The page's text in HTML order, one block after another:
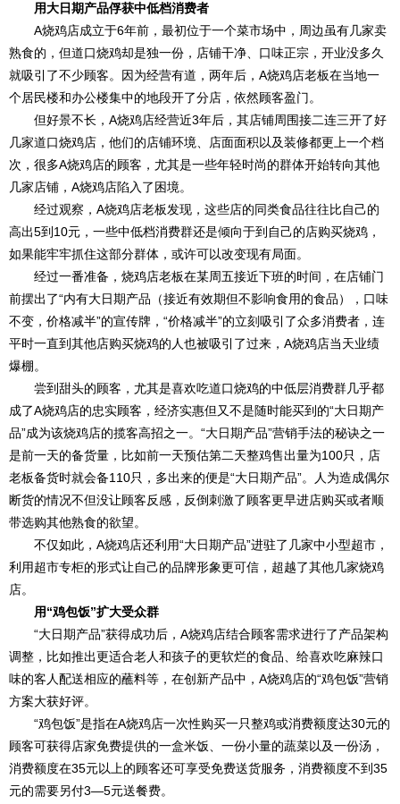
用大日期产品俘获中低档消费者
A烧鸡店成立于6年前，最初位于一个菜市场中，周边虽有几家卖
熟食的，但道口烧鸡却是独一份，店铺干净、口味正宗，开业没多久
就吸引了不少顾客。因为经营有道，两年后，A烧鸡店老板在当地一
个居民楼和办公楼集中的地段开了分店，依然顾客盈门。
但好景不长，A烧鸡店经营近3年后，其店铺周围接二连三开了好
几家道口烧鸡店，他们的店铺环境、店面面积以及装修都更上一个档
次，很多A烧鸡店的顾客，尤其是一些年轻时尚的群体开始转向其他
几家店铺，A烧鸡店陷入了困境。
经过观察，A烧鸡店老板发现，这些店的同类食品往往比自己的
高出5到10元，一些中低档消费群还是倾向于到自己的店购买烧鸡，
如果能牢牢抓住这部分群体，或许可以改变现有局面。
经过一番准备，烧鸡店老板在某周五接近下班的时间，在店铺门
前摆出了“内有大日期产品（接近有效期但不影响食用的食品），口味
不变，价格减半”的宣传牌，“价格减半”的立刻吸引了众多消费者，连
平时一直到其他店购买烧鸡的人也被吸引了过来，A烧鸡店当天业绩
爆棚。
尝到甜头的顾客，尤其是喜欢吃道口烧鸡的中低层消费群几乎都
成了A烧鸡店的忠实顾客，经济实惠但又不是随时能买到的“大日期产
品”成为该烧鸡店的揽客高招之一。“大日期产品”营销手法的秘诀之一
是前一天的备货量，比如前一天预估第二天整鸡售出量为100只，店
老板备货时就会备110只，多出来的便是“大日期产品”。人为造成偶尔
断货的情况不但没让顾客反感，反倒刺激了顾客更早进店购买或者顺
带选购其他熟食的欲望。
不仅如此，A烧鸡店还利用“大日期产品”进驻了几家中小型超市，
利用超市专柜的形式让自己的品牌形象更可信，超越了其他几家烧鸡
店。
用“鸡包饭”扩大受众群
“大日期产品”获得成功后，A烧鸡店结合顾客需求进行了产品架构
调整，比如推出更适合老人和孩子的更软烂的食品、给喜欢吃麻辣口
味的客人配送相应的蘸料等，在创新产品中，A烧鸡店的“鸡包饭”营销
方案大获好评。
“鸡包饭”是指在A烧鸡店一次性购买一只整鸡或消费额度达30元的
顾客可获得店家免费提供的一盒米饭、一份小量的蔬菜以及一份汤，
消费额度在35元以上的顾客还可享受免费送货服务，消费额度不到35
元的需要另付3—5元送餐费。